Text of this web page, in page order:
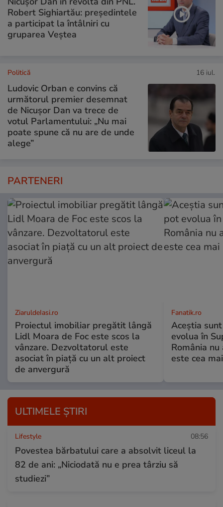
Robert Sighiartău: președintele
a participat la întâlniri cu
gruparea Veștea
Politică 16 iul.
Ludovic Orban e convins că
următorul premier desemnat
de Nicușor Dan va trece de
votul Parlamentului: „Nu mai
poate spune că nu are de unde
alege”
PARTENERI
ZiaruldeIasi.ro
Proiectul imobiliar pregătit lângă
Lidl Moara de Foc este scos la
vânzare. Dezvoltatorul este
asociat în piață cu un alt proiect
de anvergură
Fanatik.ro
Aceștia
evolua în
România
este cea
ULTIMELE ȘTIRI
Lifestyle 08:56
Povestea bărbatului care a absolvit liceul la
82 de ani: „Niciodată nu e prea târziu să
studiezi”